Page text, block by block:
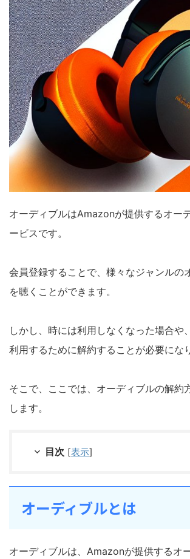
オーディブルはAmazonが提供するオー
ービスです。
会員登録することで、様々なジャンルの
を聴くことができます。
しかし、時には利用しなくなった場合や
利用するために解約することが必要にな
そこで、ここでは、オーディブルの解約
します。
目次 [表示]
オーディブルとは
オーディブルは、Amazonが提供するオ